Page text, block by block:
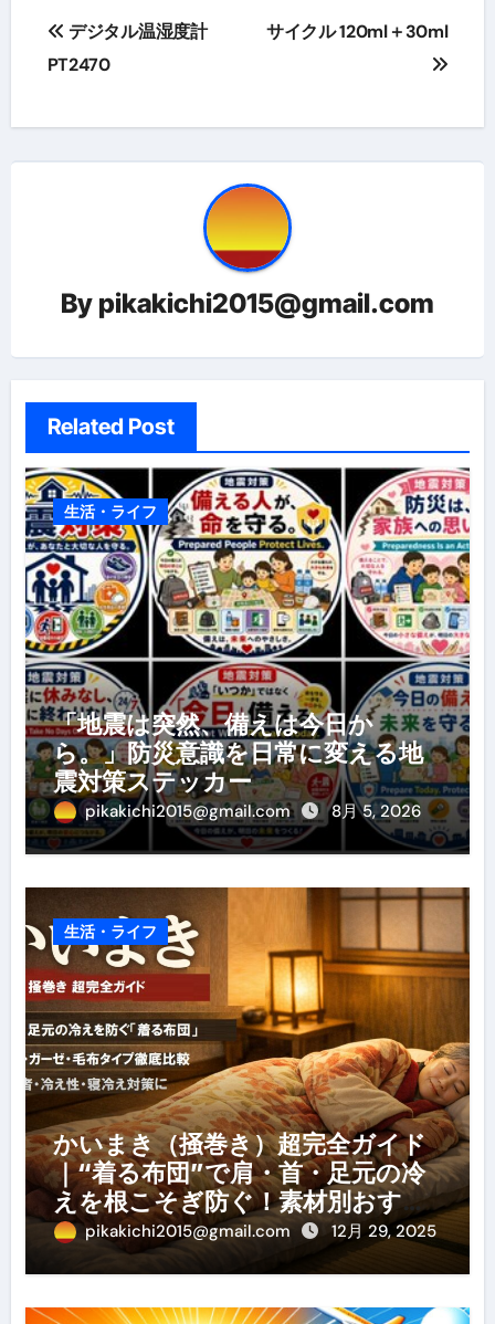
投
稿
ビ
シ
デジタル温湿度計
PT2470
サイクル 120ml＋30ml
By pikakichi2015@gmail.com
Related Post
生活・ライフ
「地震は突然、備えは今日か
ら。」防災意識を日常に変える地
震対策ステッカー
pikakichi2015@gmail.com 8月 5, 2026
生活・ライフ
かいまき（掻巻き）超完全ガイド
｜“着る布団”で肩・首・足元の冷
えを根こそぎ防ぐ！素材別おすす
め・選び方・洗い方・Q&Aまで
pikakichi2015@gmail.com 12月 29, 2025